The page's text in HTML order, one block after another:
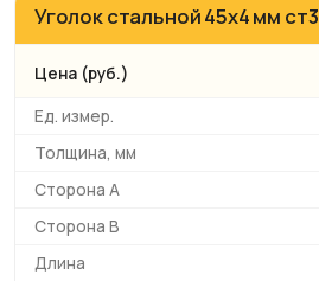
Уголок стальной 45х4 мм ст3